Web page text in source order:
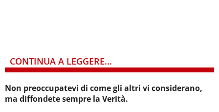
CONTINUA A LEGGERE...
Non preoccupatevi di come gli altri vi considerano,
ma diffondete sempre la Verità.